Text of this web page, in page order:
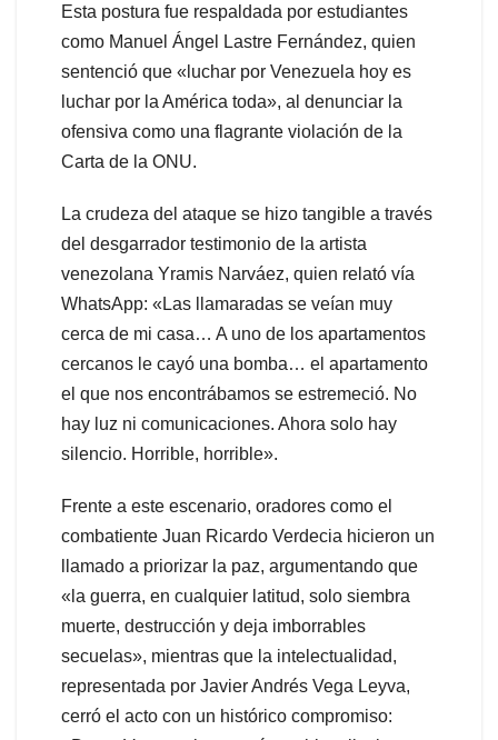
Esta postura fue respaldada por estudiantes
como Manuel Ángel Lastre Fernández, quien
sentenció que «luchar por Venezuela hoy es
luchar por la América toda», al denunciar la
ofensiva como una flagrante violación de la
Carta de la ONU.
La crudeza del ataque se hizo tangible a través
del desgarrador testimonio de la artista
venezolana Yramis Narváez, quien relató vía
WhatsApp: «Las llamaradas se veían muy
cerca de mi casa… A uno de los apartamentos
cercanos le cayó una bomba… el apartamento
el que nos encontrábamos se estremeció. No
hay luz ni comunicaciones. Ahora solo hay
silencio. Horrible, horrible».
Frente a este escenario, oradores como el
combatiente Juan Ricardo Verdecia hicieron un
llamado a priorizar la paz, argumentando que
«la guerra, en cualquier latitud, solo siembra
muerte, destrucción y deja imborrables
secuelas», mientras que la intelectualidad,
representada por Javier Andrés Vega Leyva,
cerró el acto con un histórico compromiso: